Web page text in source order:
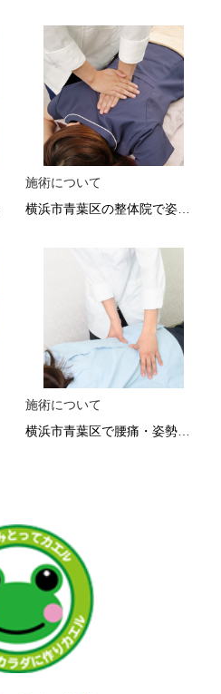
施術について
施術について